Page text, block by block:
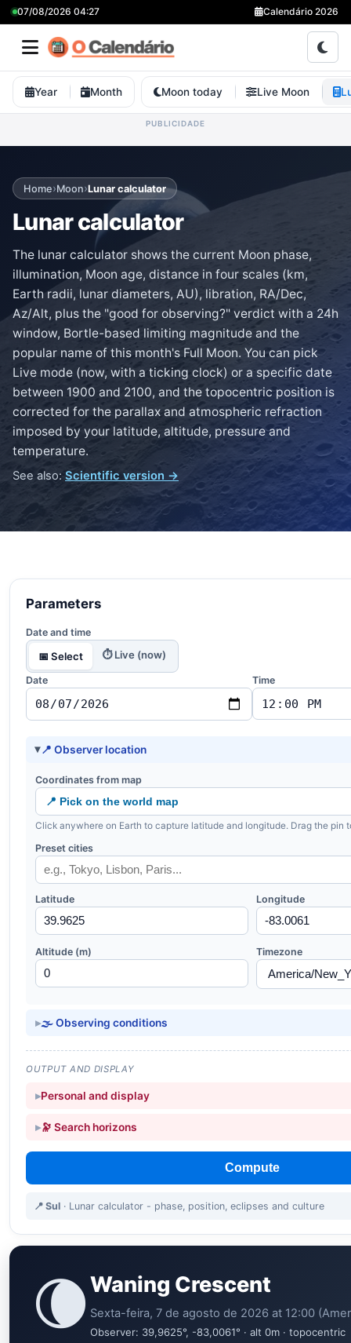
07/08/2026 04:27 Calendário 2026
Year Month Moon today Live Moon
Home›Moon›Lunar calculator
Lunar calculator
The lunar calculator shows the current Moon phase,
illumination, Moon age, distance in four scales (km,
Earth radii, lunar diameters, AU), libration, RA/Dec,
Az/Alt, plus the "good for observing?" verdict with a 24h
window, Bortle-based limiting magnitude and the
popular name of this month's Full Moon. You can pick
Live mode (now, with a ticking clock) or a specific date
between 1900 and 2100, and the topocentric position is
corrected for the parallax and atmospheric refraction
imposed by your latitude, altitude, pressure and
temperature.
See also: Scientific version →
Parameters
Date and time
📅 Select ⏱ Live (now)
Date Time
📍 Observer location
Coordinates from map
📍 Pick on the world map
Click anywhere on Earth to capture latitude and longitude. Drag the pin
Preset cities
Latitude Longitude
Altitude (m) Timezone
🌫️ Observing conditions
OUTPUT AND DISPLAY
Personal and display
🔭 Search horizons
Compute
📍 Sul · Lunar calculator - phase, position, eclipses and culture
🌘Waning Crescent
Sexta-feira, 7 de agosto de 2026 at 12:00
Observer: 39,9625°, -83,0061° · alt 0m · topocentric